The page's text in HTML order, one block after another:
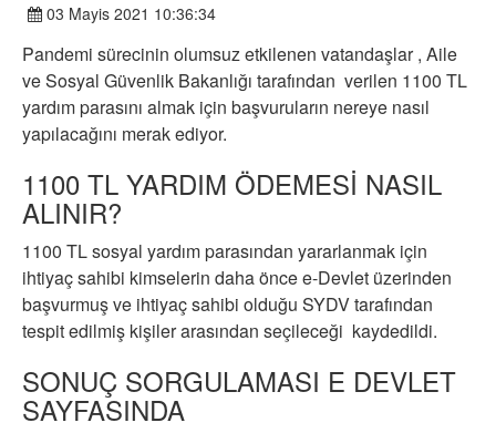
03 Mayis 2021 10:36:34
Pandemi sürecinin olumsuz etkilenen vatandaşlar , Aile
ve Sosyal Güvenlik Bakanlığı tarafından verilen 1100 TL
yardım parasını almak için başvuruların nereye nasıl
yapılacağını merak ediyor.
1100 TL YARDIM ÖDEMESİ NASIL
ALINIR?
1100 TL sosyal yardım parasından yararlanmak için
ihtiyaç sahibi kimselerin daha önce e-Devlet üzerinden
başvurmuş ve ihtiyaç sahibi olduğu SYDV tarafından
tespit edilmiş kişiler arasından seçileceği kaydedildi.
SONUÇ SORGULAMASI E DEVLET
SAYFASINDA